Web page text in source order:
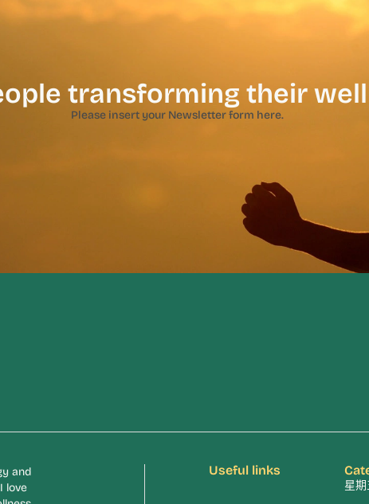
transforming their
Please insert your Newsletter form here.
and
love
Useful links
星期